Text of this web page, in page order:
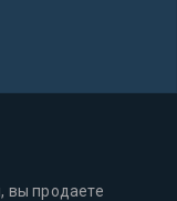
вы продаете